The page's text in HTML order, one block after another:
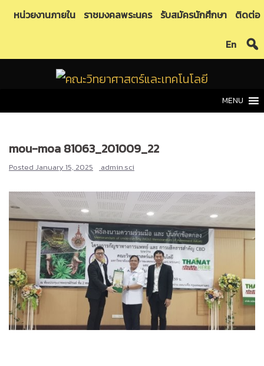
Skipหน่วยงานภายใน ราชมงคลพระนคร รับสมัครนักศึกษา ติดต่อ
En
MENU
mou-moa 81063_201009_22
Posted January 15, 2025 admin.sci